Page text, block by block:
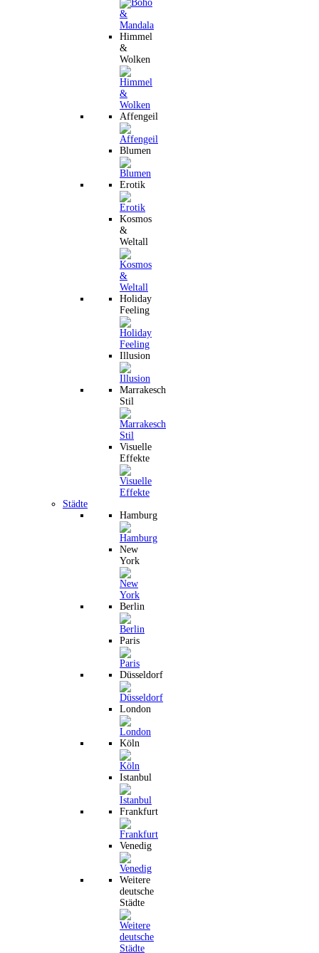
Himmel
&
Wolken
Affengeil
Blumen
Erotik
Kosmos
&
Weltall
Holiday
Feeling
Illusion
Marrakesch
Stil
Visuelle
Effekte
Städte
Hamburg
New
York
Berlin
Paris
Düsseldorf
London
Köln
Istanbul
Frankfurt
Venedig
Weitere
deutsche
Städte